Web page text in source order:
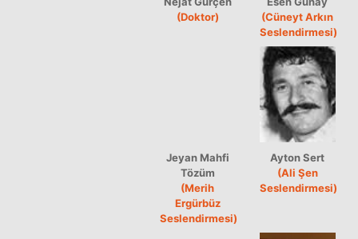
(Doktor)
(Cüneyt Arkın
Seslendirmesi)
Jeyan Mahfi
Tözüm
(Merih
Ergürbüz
Seslendirmesi)
Ayton Sert
(Ali Şen
Seslendirmesi)